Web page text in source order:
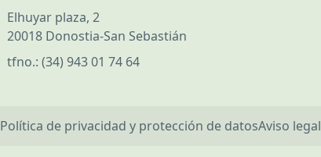
Elhuyar plaza, 2
20018 Donostia-San Sebastián
tfno.: (34) 943 01 74 64
Política de privacidad y protección de datosAviso legal